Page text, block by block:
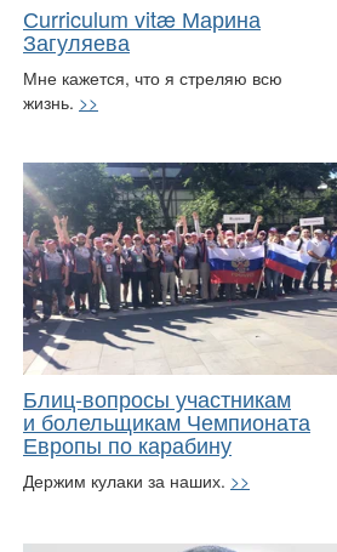
Сurriculum vitæ Марина
Загуляева
Мне кажется, что я стреляю всю
жизнь. >>
Блиц-вопросы участникам
и болельщикам Чемпионата
Европы по карабину
Держим кулаки за наших. >>